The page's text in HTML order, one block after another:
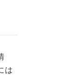
は